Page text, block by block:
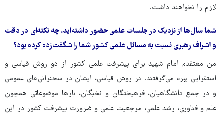
لازم را نخواهند داشت.
شما سال‌ها از نزدیک در جلسات علمی حضور داشته‌اید. چه نکته‌ای در دقت
و اشراف رهبری نسبت به مسائل علمی کشور شما را شگفت‌زده کرده بود؟
من معتقدم امام شهید برای پیشرفت علمی کشور از دو روش قیاسی و
استقرایی بهره می‌گرفتند. در روش قیاسی، ایشان در سخنرانی‌های عمومی
و در جمع دانشگاهیان، فرهیختگان و نخبگان، بارها موضوعاتی همچون
علم و فناوری، رشد علمی، مرجعیت علمی و ضرورت پیشرفت کشور در این